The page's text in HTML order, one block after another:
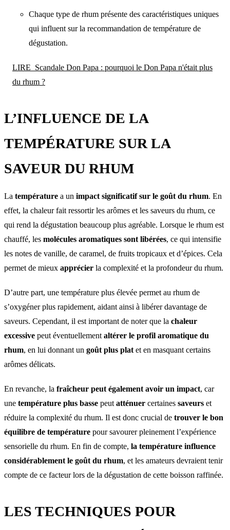
Chaque type de rhum présente des caractéristiques uniques
qui influent sur la recommandation de température de
dégustation.
LIRE Scandale Don Papa : pourquoi le Don Papa n'était plus
du rhum ?
L’INFLUENCE DE LA
TEMPÉRATURE SUR LA
SAVEUR DU RHUM
La température a un impact significatif sur le goût du rhum. En
effet, la chaleur fait ressortir les arômes et les saveurs du rhum, ce
qui rend la dégustation beaucoup plus agréable. Lorsque le rhum est
chauffé, les molécules aromatiques sont libérées, ce qui intensifie
les notes de vanille, de caramel, de fruits tropicaux et d’épices. Cela
permet de mieux apprécier la complexité et la profondeur du rhum.
D’autre part, une température plus élevée permet au rhum de
s’oxygéner plus rapidement, aidant ainsi à libérer davantage de
saveurs. Cependant, il est important de noter que la chaleur
excessive peut éventuellement altérer le profil aromatique du
rhum, en lui donnant un goût plus plat et en masquant certains
arômes délicats.
En revanche, la fraîcheur peut également avoir un impact, car
une température plus basse peut atténuer certaines saveurs et
réduire la complexité du rhum. Il est donc crucial de trouver le bon
équilibre de température pour savourer pleinement l’expérience
sensorielle du rhum. En fin de compte, la température influence
considérablement le goût du rhum, et les amateurs devraient tenir
compte de ce facteur lors de la dégustation de cette boisson raffinée.
LES TECHNIQUES POUR